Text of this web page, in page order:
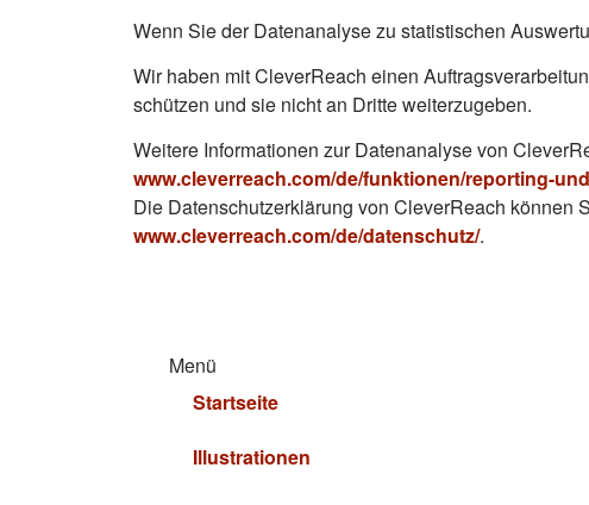
Wenn Sie der Datenanalyse zu statistischen
Wir haben mit CleverReach einen
schützen und sie nicht an Dritte weiterzugeben.
Weitere Informationen zur Datenanalyse von
www.cleverreach.com/de/funktionen/reporting-
Die Datenschutzerklärung von CleverReach können
www.cleverreach.com/de/datenschutz/.
Menü
Startseite
Illustrationen